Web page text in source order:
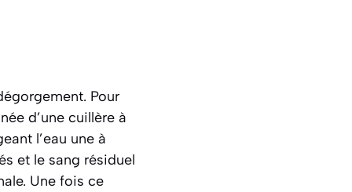
Pour
d’une cuillère à
l’eau une à
et le sang résiduel
Une fois ce